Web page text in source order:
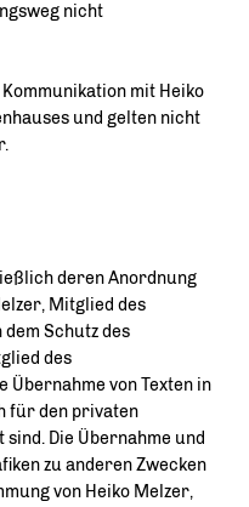
nicht
mit Heiko
und gelten nicht
deren Anordnung
Mitglied des
Schutz des
des
Übernahme von Texten in
für den privaten
Die Übernahme und
zu anderen Zwecken
von Heiko Melzer,